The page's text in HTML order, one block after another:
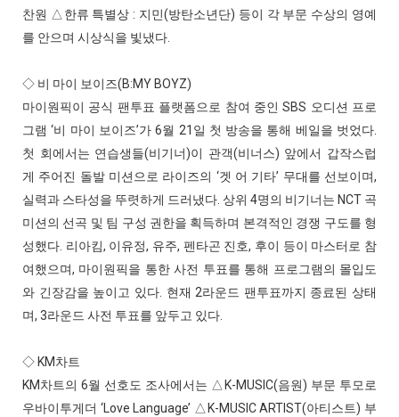
찬원 △한류 특별상 : 지민(방탄소년단) 등이 각 부문 수상의 영예
를 안으며 시상식을 빛냈다.
◇ 비 마이 보이즈(B:MY BOYZ)
마이원픽이 공식 팬투표 플랫폼으로 참여 중인 SBS 오디션 프로
그램 ‘비 마이 보이즈’가 6월 21일 첫 방송을 통해 베일을 벗었다.
첫 회에서는 연습생들(비기너)이 관객(비너스) 앞에서 갑작스럽
게 주어진 돌발 미션으로 라이즈의 ‘겟 어 기타’ 무대를 선보이며,
실력과 스타성을 뚜렷하게 드러냈다. 상위 4명의 비기너는 NCT 곡
미션의 선곡 및 팀 구성 권한을 획득하며 본격적인 경쟁 구도를 형
성했다. 리아킴, 이유정, 유주, 펜타곤 진호, 후이 등이 마스터로 참
여했으며, 마이원픽을 통한 사전 투표를 통해 프로그램의 몰입도
와 긴장감을 높이고 있다. 현재 2라운드 팬투표까지 종료된 상태
며, 3라운드 사전 투표를 앞두고 있다.
◇ KM차트
KM차트의 6월 선호도 조사에서는 △K-MUSIC(음원) 부문 투모로
우바이투게더 ‘Love Language’ △K-MUSIC ARTIST(아티스트) 부